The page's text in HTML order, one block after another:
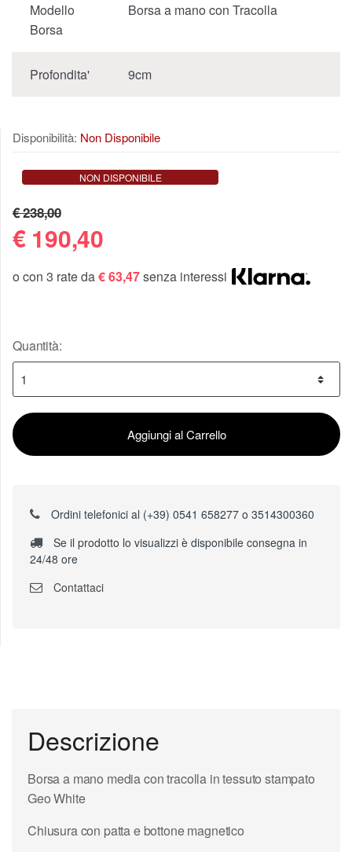
Modello
Borsa
Borsa a mano con Tracolla
Profondita' 9cm
Disponibilità: Non Disponibile
NON DISPONIBILE
€ 238,00
€ 190,40
o con 3 rate da€ 63,47senza interessi
Quantità:
Aggiungi al Carrello
Ordini telefonici al (+39) 0541 658277 o 3514300360
Se il prodotto lo visualizzi è disponibile consegna in
24/48 ore
Contattaci
Descrizione
Borsa a mano media con tracolla in tessuto stampato
Geo White
Chiusura con patta e bottone magnetico